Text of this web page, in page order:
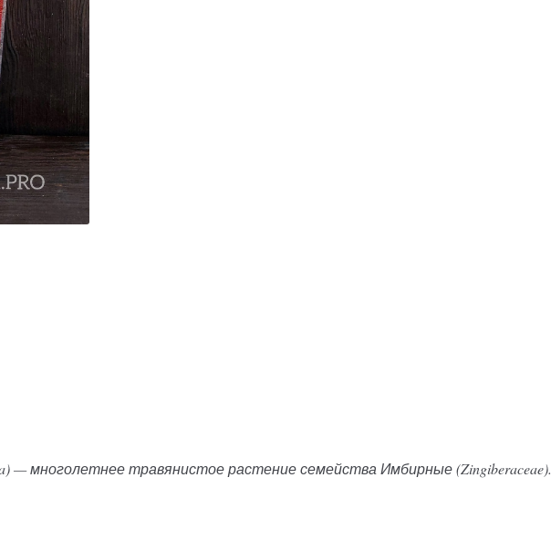
— многолетнее травянистое растение семейства Имбирные (Zingiberaceae).